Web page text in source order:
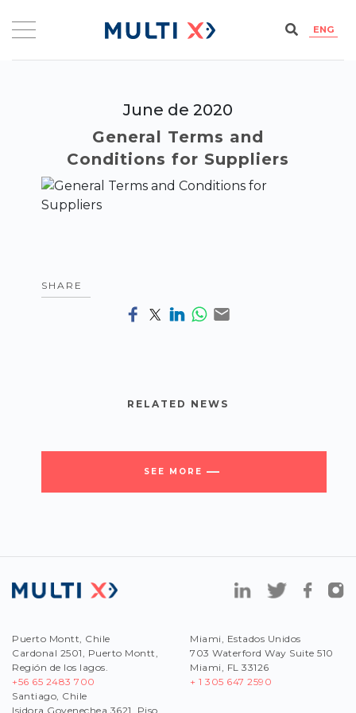
ENG
June de 2020
General Terms and
Conditions for Suppliers
SHARE
RELATED NEWS
SEE MORE
Puerto Montt, Chile
Cardonal 2501, Puerto Montt,
Región de los lagos.
+56 65 2483 700
Santiago, Chile
Isidora Goyenechea 3621, Piso
Miami, Estados Unidos
703 Waterford Way Suite 510
Miami, FL 33126
+ 1 305 647 2590